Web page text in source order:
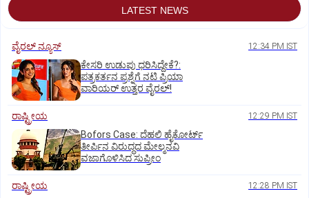
LATEST NEWS
ವೈರಲ್ ನ್ಯೂಸ್ 12:34 PM IST
ಕೇಸರಿ ಉಡುಪು ಧರಿಸಿದ್ದೇಕೆ?:
ಪತ್ರಕರ್ತನ ಪ್ರಶ್ನೆಗೆ ನಟಿ ಪ್ರಿಯಾ
ವಾರಿಯರ್ ಉತ್ತರ ವೈರಲ್!
ರಾಷ್ಟ್ರೀಯ 12:29 PM IST
Bofors Case: ದೆಹಲಿ ಹೈಕೋರ್ಟ್‌
ತೀರ್ಪಿನ ವಿರುದ್ಧದ ಮೇಲ್ಮನವಿ
ವಜಾಗೊಳಿಸಿದ ಸುಪ್ರೀಂ
ರಾಷ್ಟ್ರೀಯ 12:28 PM IST